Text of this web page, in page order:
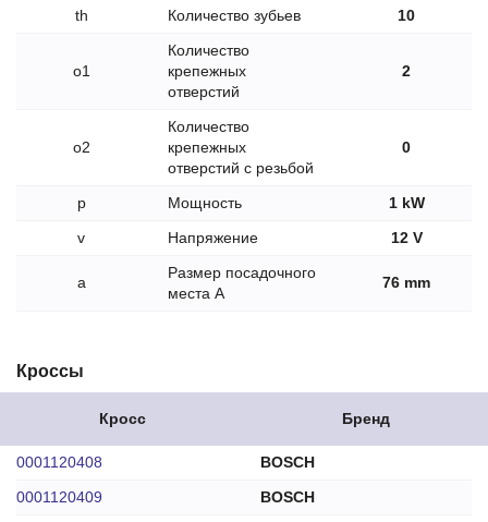
th
Количество зубьев 10
o1
Количество
крепежных
отверстий
2
o2
Количество
крепежных
отверстий с резьбой
0
p Мощность
1 kW
v
Напряжение 12 V
a
Размер посадочного
места A
76 mm
Кроссы
Кросс Бренд
0001120408
BOSCH
0001120409
BOSCH